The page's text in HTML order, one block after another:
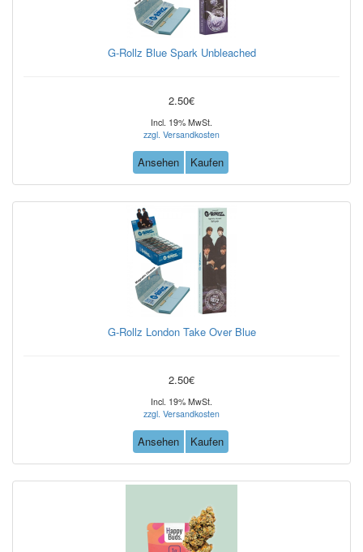
G-Rollz Blue Spark Unbleached
2.50€
Incl. 19% MwSt.
zzgl. Versandkosten
Ansehen Kaufen
G-Rollz London Take Over Blue
2.50€
Incl. 19% MwSt.
zzgl. Versandkosten
Ansehen Kaufen